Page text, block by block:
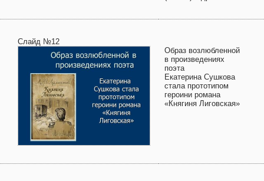
Слайд №12
Образ возлюбленной
в произведениях
поэта
Екатерина Сушкова
стала прототипом
героини романа
«Княгиня Лиговская»